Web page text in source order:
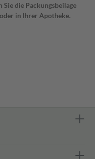
die Packungsbeilage
in Ihrer Apotheke.